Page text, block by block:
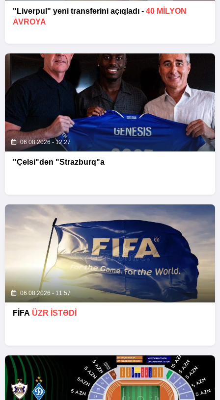
"Liverpul" yeni transferini açıqladı - 40 MILYON
AVROYA
06.08.2026 - 12:27
"Çelsi"dən "Strazburq"a
06.08.2026 - 11:57
FİFA ÜZR İSTƏDİ